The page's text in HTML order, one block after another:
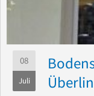
08
Juli